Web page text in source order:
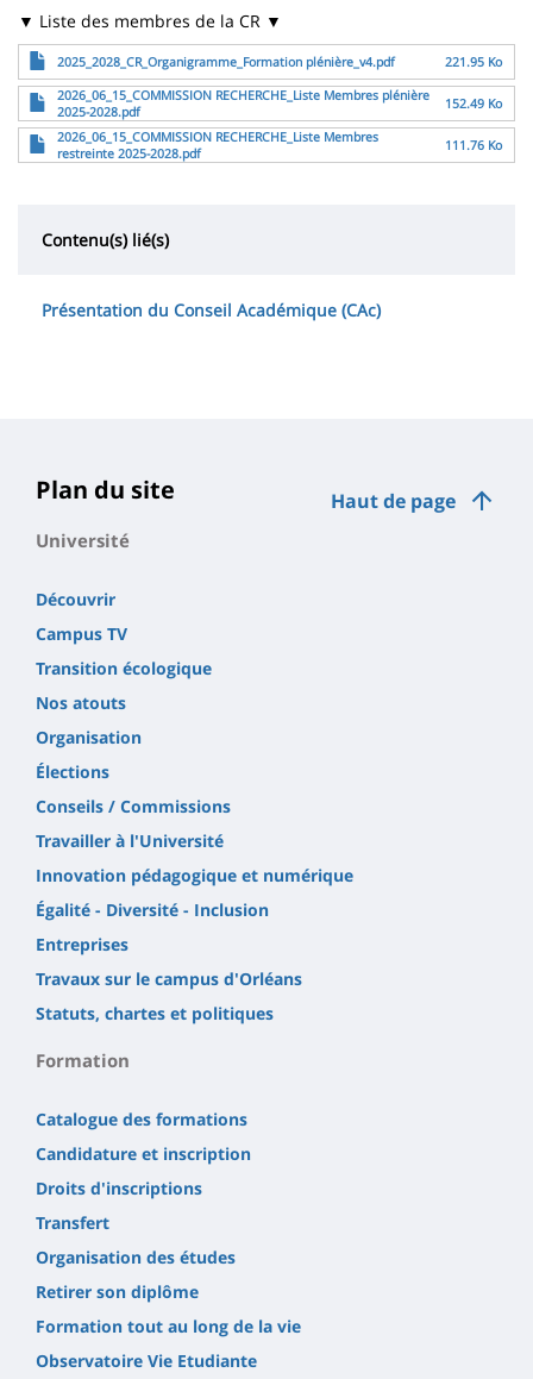
▼ Liste des membres de la CR ▼
Fichier2025_2028_CR_Organigramme_Formation plénière_v4.pdf 221.95 Ko
Fichier2026_06_15_COMMISSION RECHERCHE_Liste Membres plénière
2025-2028.pdf
152.49 Ko
Fichier2026_06_15_COMMISSION RECHERCHE_Liste Membres
restreinte 2025-2028.pdf
111.76 Ko
Contenu(s) lié(s)
Présentation du Conseil Académique (CAc)
Haut de page
Plan du site
Université
Découvrir
Campus TV
Transition écologique
Nos atouts
Organisation
Élections
Conseils / Commissions
Travailler à l'Université
Innovation pédagogique et numérique
Égalité - Diversité - Inclusion
Entreprises
Travaux sur le campus d'Orléans
Statuts, chartes et politiques
Formation
Catalogue des formations
Candidature et inscription
Droits d'inscriptions
Transfert
Organisation des études
Retirer son diplôme
Formation tout au long de la vie
Observatoire Vie Etudiante